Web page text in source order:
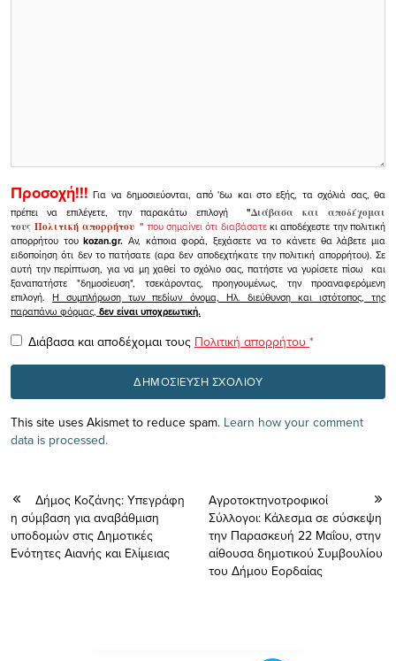
Προσοχή!!! Για να δημοσιεύονται, από 'δω και στο εξής, τα σχόλιά σας, θα
πρέπει να επιλέγετε, την παρακάτω επιλογή
"Διάβασα και αποδέχομαι
τουςΠολιτική απορρήτου" που σημαίνει ότι διαβάσατεκι αποδέχεστε την πολιτική
απορρήτου τουkozan.gr. Αν, κάποια φορά, ξεχάσετε να το κάνετε θα λάβετε μια
ειδοποίηση ότι δεν το πατήσατε (αρα δεν αποδεχτήκατε την πολιτική απορρήτου). Σε
αυτή την περίπτωση, για να μη χαθεί το σχόλιο σας, πατήστε να γυρίσετε πίσω και
ξαναπατήστε "δημοσίευση", τσεκάροντας, προηγουμένως, την προαναφερόμενη
επιλογή.Η συμπλήρωση των πεδίων όνομα, Ηλ. διεύθυνση και ιστότοπος, της
παραπάνω φόρμας, δεν είναι υποχρεωτική.
Διάβασα και αποδέχομαι τους Πολιτική απορρήτου *
This site uses Akismet to reduce spam. Learn how your comment
data is processed.
Δήμος Κοζάνης: Υπεγράφη
η σύμβαση για αναβάθμιση
υποδομών στις Δημοτικές
Ενότητες Αιανής και Ελίμειας
Αγροτοκτηνοτροφικοί
Σύλλογοι: Κάλεσμα σε σύσκεψη
την Παρασκευή 22 Μαΐου, στην
αίθουσα δημοτικού Συμβουλίου
του Δήμου Εορδαίας